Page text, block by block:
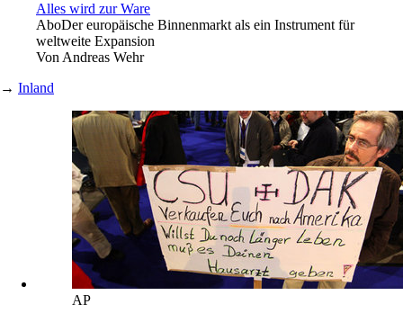
Alles wird zur Ware
AboDer europäische Binnenmarkt als ein Instrument für
weltweite Expansion
VonAndreas Wehr
→ Inland
AP